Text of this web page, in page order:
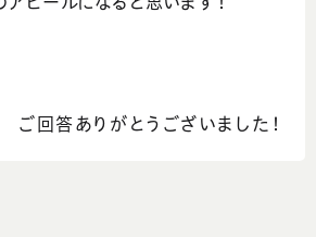
ご回答ありがとうございました！